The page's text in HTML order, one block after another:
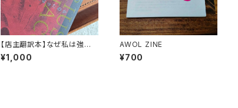
【店主翻訳本】なぜ私は強盗
になったのか マリウスジェイ
コブ（moonlight books vo
¥1,000
AWOL ZINE
¥700